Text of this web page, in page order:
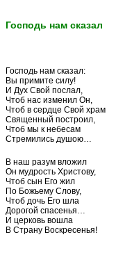
Господь нам сказал
Господь нам сказал:
Вы примите силу!
И Дух Свой послал,
Чтоб нас изменил Он,
Чтоб в сердце Свой храм
Священный построил,
Чтоб мы к небесам
Стремились душою…
В наш разум вложил
Он мудрость Христову,
Чтоб сын Его жил
По Божьему Слову,
Чтоб дочь Его шла
Дорогой спасенья…
И церковь вошла
В Страну Воскресенья!